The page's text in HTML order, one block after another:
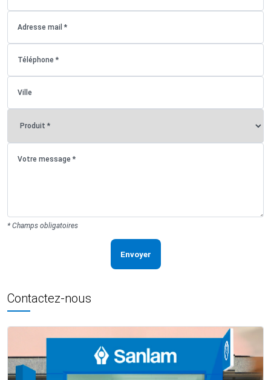
* Champs obligatoires
Envoyer
Contactez-nous